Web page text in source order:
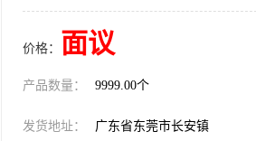
价格： 面议
产品数量： 9999.00个
发货地址： 广东省东莞市长安镇